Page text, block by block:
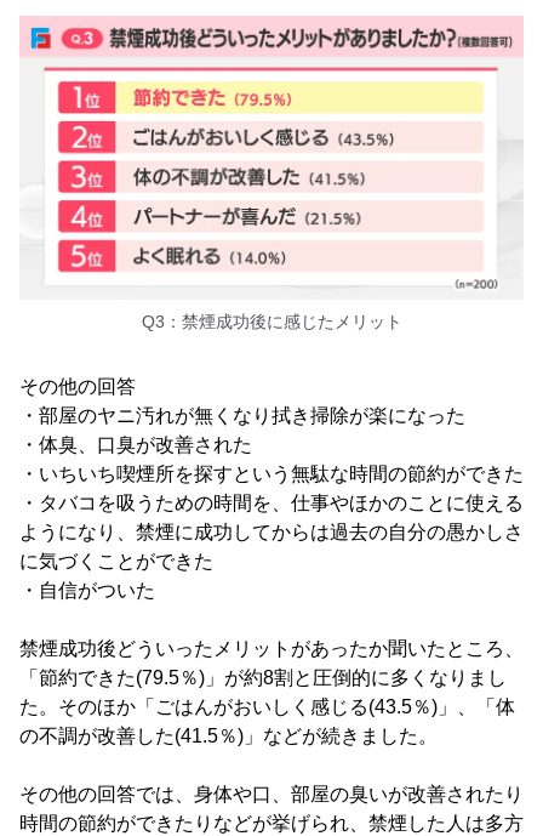
Q3：禁煙成功後に感じたメリット
その他の回答
・部屋のヤニ汚れが無くなり拭き掃除が楽になった
・体臭、口臭が改善された
・いちいち喫煙所を探すという無駄な時間の節約ができた
・タバコを吸うための時間を、仕事やほかのことに使える
ようになり、禁煙に成功してからは過去の自分の愚かしさ
に気づくことができた
・自信がついた
禁煙成功後どういったメリットがあったか聞いたところ、
「節約できた(79.5％)」が約8割と圧倒的に多くなりまし
た。そのほか「ごはんがおいしく感じる(43.5％)」、「体
の不調が改善した(41.5％)」などが続きました。
その他の回答では、身体や口、部屋の臭いが改善されたり
時間の節約ができたりなどが挙げられ、禁煙した人は多方